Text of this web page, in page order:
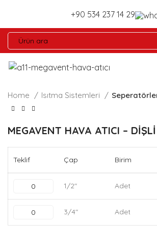
+90 534 237 14 29
Home Isıtma Sistemleri
MEGAVENT HAVA ATICI –
Teklif Çap Birim
1/2" Adet
3/4" Adet